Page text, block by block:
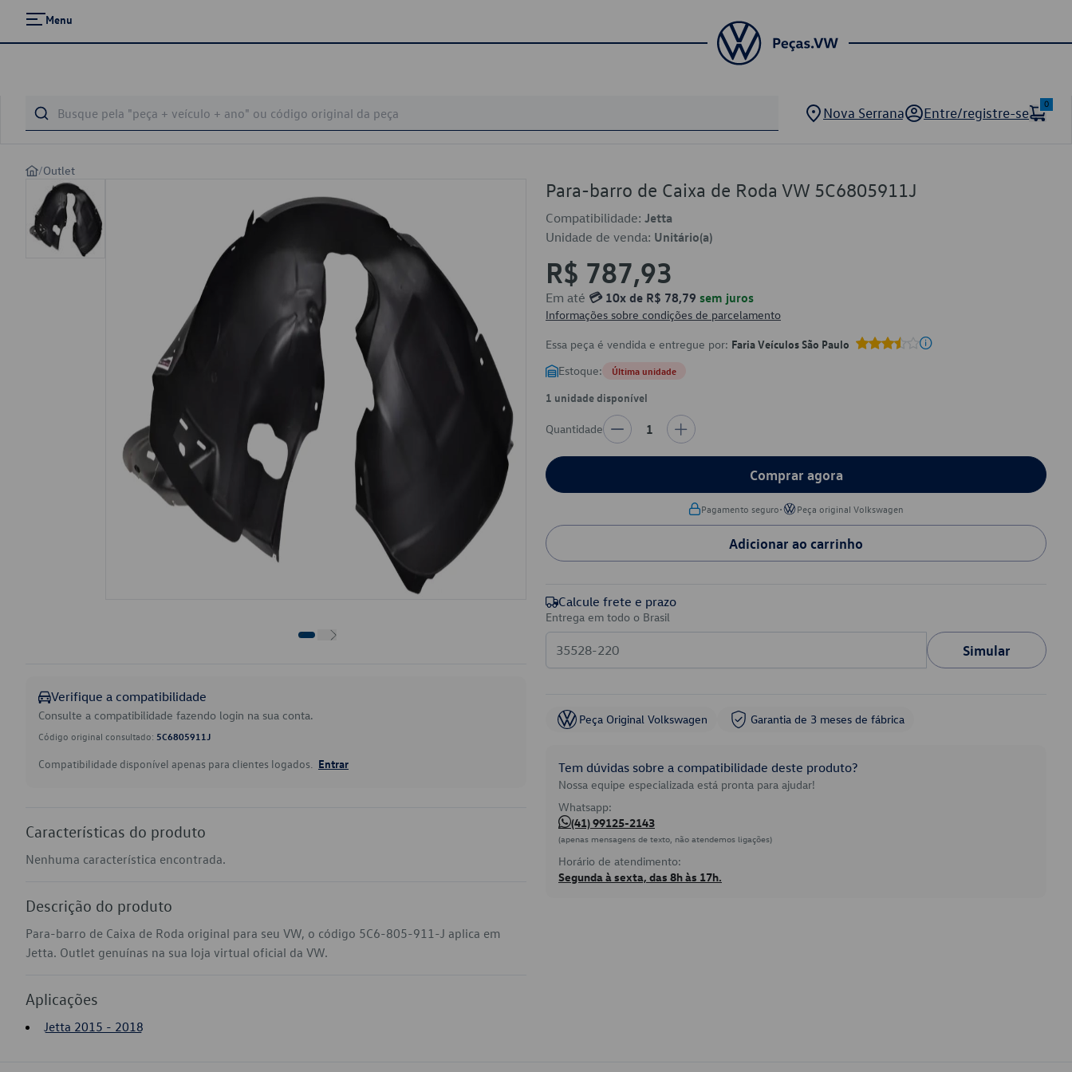
Menu
Nova Serrana Entre/registre-se
0
/Outlet
Verifique a compatibilidade
Consulte a compatibilidade fazendo login na sua conta.
Código original consultado: 5C6805911J
Compatibilidade disponível apenas para clientes logados. Entrar
Características do produto
Nenhuma característica encontrada.
Descrição do produto
Para-barro de Caixa de Roda original para seu VW, o código 5C6-805-911-J aplica em
Jetta. Outlet genuínas na sua loja virtual oficial da VW.
Aplicações
Jetta 2015 - 2018
Para-barro de Caixa de Roda VW 5C6805911J
Compatibilidade: Jetta
Unidade de venda: Unitário(a)
R$ 787,93
Em até 💳 10x de R$ 78,79 sem juros
Informações sobre condições de parcelamento
Essa peça é vendida e entregue por: Faria Veículos São Paulo
Estoque: Última unidade
1 unidade disponível
Quantidade 1
Comprar agora
Pagamento seguro• Peça original Volkswagen
Adicionar ao carrinho
Calcule frete e prazo
Entrega em todo o Brasil
Simular
Peça Original Volkswagen Garantia de 3 meses de fábrica
Tem dúvidas sobre a compatibilidade deste produto?
Nossa equipe especializada está pronta para ajudar!
Whatsapp:
(41) 99125-2143
(apenas mensagens de texto, não atendemos ligações)
Horário de atendimento:
Segunda à sexta, das 8h às 17h.